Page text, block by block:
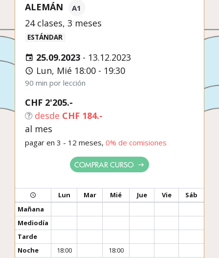
ALEMÁN A1
24 clases, 3 meses
ESTÁNDAR
25.09.2023 - 13.12.2023
Lun, Mié 18:00 - 19:30
90 min por lección
CHF 2'205.-
desde CHF 184.-
al mes
pagar en 3 - 12 meses, 0% de comisiones
COMPRAR CURSO
Lun Mar Mié Jue Vie
Sáb
Mañana
Mediodía
Tarde
Noche
18:00 18:00